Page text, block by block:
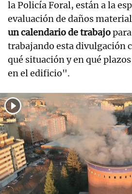
la Policía Foral, están a la
evaluación de daños
un calendario de trabajo
trabajando esta divulgación
qué situación y en qué
en el edificio".